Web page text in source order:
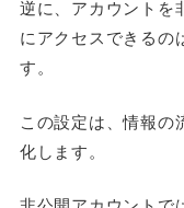
逆に、アカウントを
にアクセスできるの
す。
この設定は、情報の
化します。